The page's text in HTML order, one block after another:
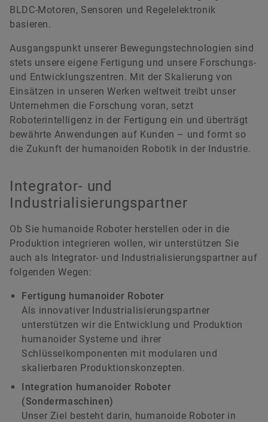
BLDC-Motoren, Sensoren und Regelelektronik
basieren.
Ausgangspunkt unserer Bewegungstechnologien sind
stets unsere eigene Fertigung und unsere Forschungs-
und Entwicklungszentren. Mit der Skalierung von
Einsätzen in unseren Werken weltweit treibt unser
Unternehmen die Forschung voran, setzt
Roboterintelligenz in der Fertigung ein und überträgt
bewährte Anwendungen auf Kunden – und formt so
die Zukunft der humanoiden Robotik in der Industrie.
Integrator- und
Industrialisierungspartner
Ob Sie humanoide Roboter herstellen oder in die
Produktion integrieren wollen, wir unterstützen Sie
auch als Integrator- und Industrialisierungspartner auf
folgenden Wegen:
Fertigung humanoider Roboter
Als innovativer Industrialisierungspartner
unterstützen wir die Entwicklung und Produktion
humanoider Systeme und ihrer
Schlüsselkomponenten mit modularen und
skalierbaren Produktionskonzepten.
Integration humanoider Roboter
(Sondermaschinen)
Unser Ziel besteht darin, humanoide Roboter in